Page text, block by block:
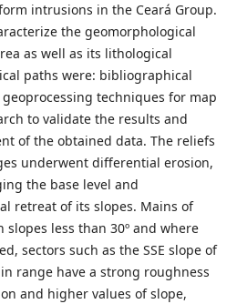
intrusions in the Ceará Group.
the geomorphological
as well as its lithological
paths were: bibliographical
techniques for map
to validate the results and
of the obtained data. The reliefs
underwent differential erosion,
the base level and
retreat of its slopes. Mains of
less than 30º and where
sectors such as the SSE slope of
range have a strong roughness
and higher values of slope,